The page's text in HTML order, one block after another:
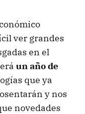
ver grandes
en el
un año de
que ya
y nos
novedades